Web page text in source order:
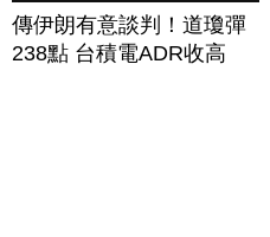
傳伊朗有意談判！道瓊彈
238點 台積電ADR收高